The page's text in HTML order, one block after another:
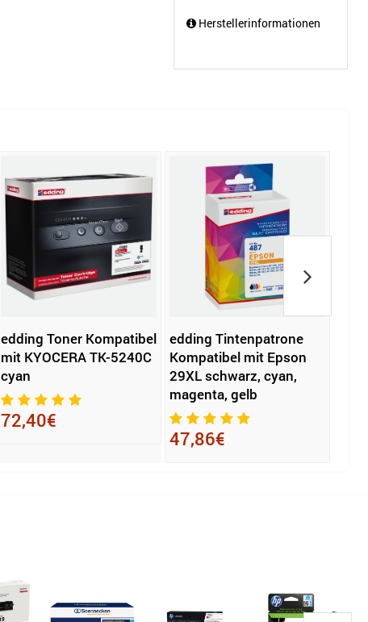
Herstellerinformationen
edding Toner Kompatibel
mit KYOCERA TK-5240C
cyan
72,40€
edding Tintenpatrone
Kompatibel mit Epson
29XL schwarz, cyan,
magenta, gelb
47,86€